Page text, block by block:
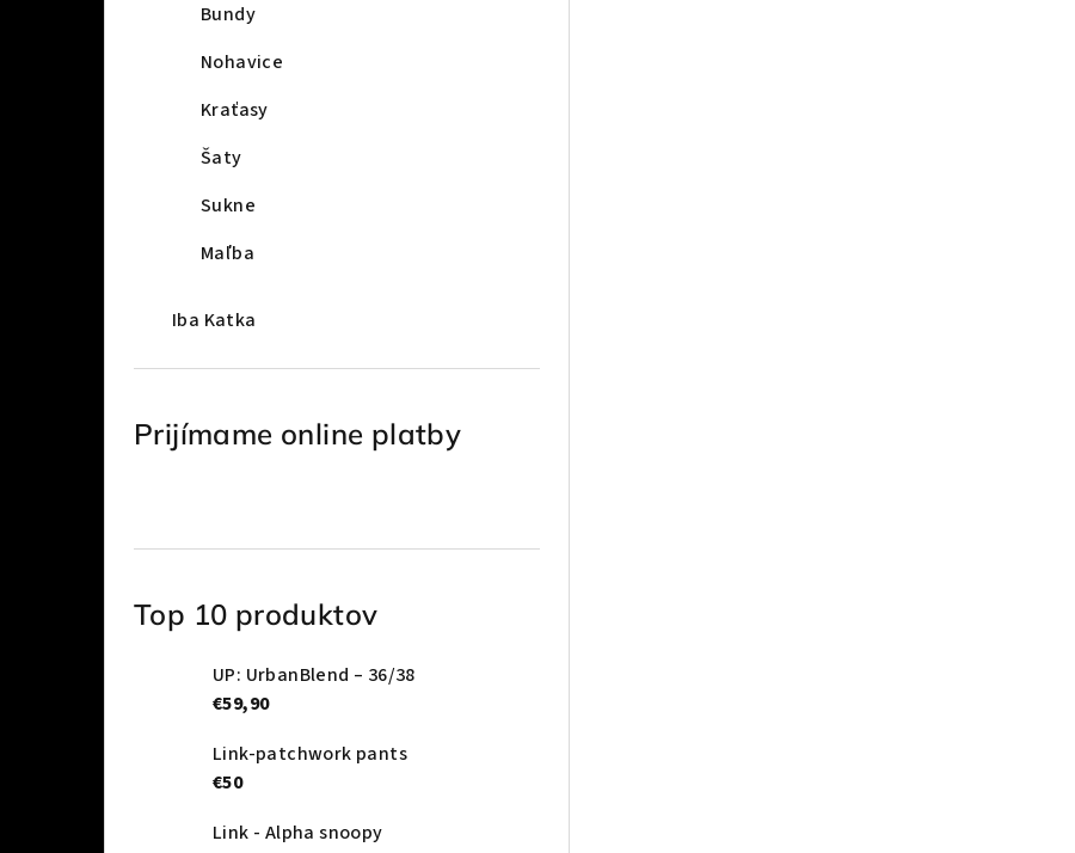
Bundy
Nohavice
Kraťasy
Šaty
Sukne
Maľba
Iba Katka
Prijímame online platby
Top 10 produktov
UP: UrbanBlend – 36/38
€59,90
Link-patchwork pants
€50
Link - Alpha snoopy